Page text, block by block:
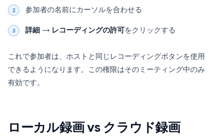
参加者の名前にカーソルを合わせる
詳細 → レコーディングの許可をクリックする
これで参加者は、ホストと同じレコーディングボタンを使用
できるようになります。この権限はそのミーティング中のみ
有効です。
ローカル録画 vs クラウド録画